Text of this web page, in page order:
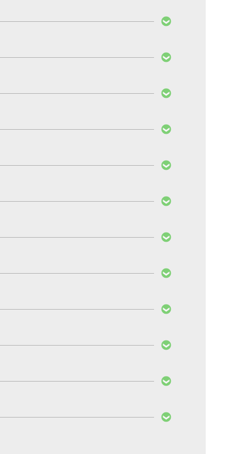
et électroniques. Le PedalBox est
changer de véhicule et souhaitez savoir si